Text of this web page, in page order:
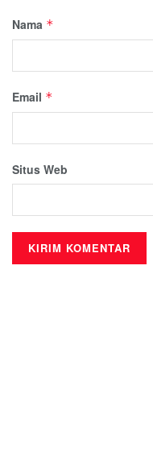
Nama *
Email *
Situs Web